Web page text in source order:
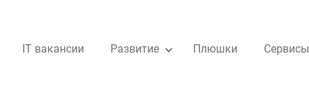
IT вакансии Развитие Плюшки Сервисы